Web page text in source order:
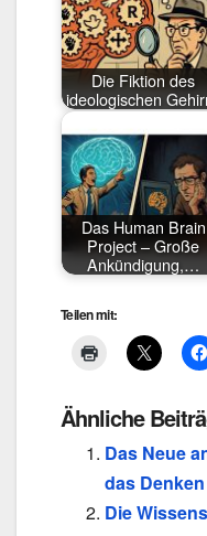
Die Fiktion des
ideologischen
Das Human Brain
Project – Große
Ankündigung,…
Teilen mit:
Ähnliche
Das Neue
das
Die